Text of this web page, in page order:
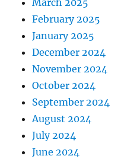
March 2025
February 2025
January 2025
December 2024
November 2024
October 2024
September 2024
August 2024
July 2024
June 2024